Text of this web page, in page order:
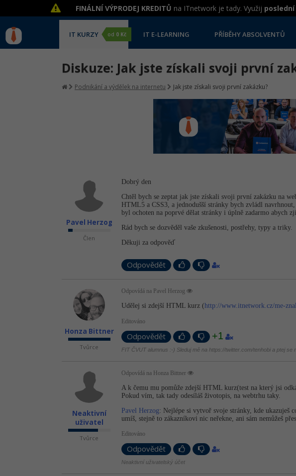
FINÁLNÍ VÝPRODEJ KREDITŮ na ITnetwork je tady. Využij poslední
IT KURZY od 0 Kč IT E-LEARNING PŘÍBĚHY ABSOLVENTŮ
Diskuze: Jak jste získali svoji první
Podnikání a výdělek na internetu Jak jste získali svoji první zakázku?
Pavel Herzog
Člen
Dobrý den
Chtěl bych se zeptat jak jste získali svoji první zakázku na
HTML5 a CSS3, a jednodušší stránky bych zvládl
byl ochoten na poprvé dělat stránky i úplně zadarmo abych
Rád bych se dozvěděl vaše zkušenosti, postřehy, typy a triky.
Děkuji za odpověď
Odpovědět
Honza Bittner
Tvůrce
Odpovídá na Pavel Herzog
Udělej si zdejší HTML kurz (http://www.itnetwork.cz/me-
Editováno
Odpovědět +1
FIT ČVUT alumnus :-) Sleduj mě na https://twitter.com/tenhobi a ptej se
Neaktivní
uživatel
Tvůrce
Odpovídá na Honza Bittner
A k čemu mu pomůže zdejší HTML kurz(test na který jsi
Pokud vím, tak tady odesíláš životopis, na webtrhu taky.
Pavel Herzog: Nejlépe si vytvoř svoje stránky, kde ukazuješ
umíš, stejně to zákazníkovi nic neřekne, ani sám nemůžeš
Editováno
Odpovědět
Neaktivní uživatelský účet